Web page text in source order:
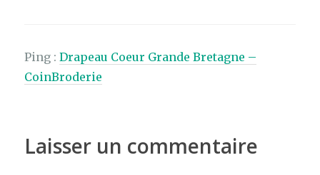
Ping :Drapeau Coeur Grande Bretagne –
CoinBroderie
Laisser un commentaire